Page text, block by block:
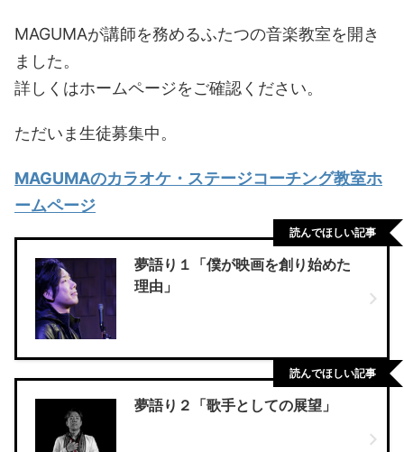
MAGUMAが講師を務めるふたつの音楽教室を開き
ました。
詳しくはホームページをご確認ください。
ただいま生徒募集中。
MAGUMAのカラオケ・ステージコーチング教室ホ
ームページ
夢語り１「僕が映画を創り始めた
理由」
読んでほしい記事
夢語り２「歌手としての展望」
読んでほしい記事